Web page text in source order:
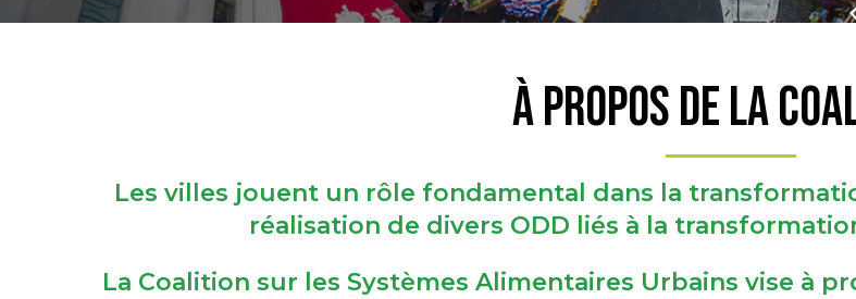
À PROPOS DE LA
Les villes jouent un rôle fondamental dans la
réalisation de divers ODD liés à la
La Coalition sur les Systèmes Alimentaires Urbains vise à